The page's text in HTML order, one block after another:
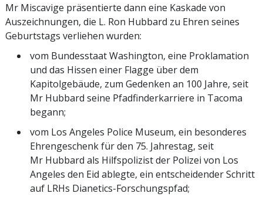
Mr Miscavige präsentierte dann eine Kaskade von
Auszeichnungen, die L. Ron Hubbard zu Ehren seines
Geburtstags verliehen wurden:
vom Bundesstaat Washington, eine Proklamation
und das Hissen einer Flagge über dem
Kapitolgebäude, zum Gedenken an 100 Jahre, seit
Mr Hubbard seine Pfadfinderkarriere in Tacoma
begann;
vom Los Angeles Police Museum, ein besonderes
Ehrengeschenk für den 75. Jahrestag, seit
Mr Hubbard als Hilfspolizist der Polizei von Los
Angeles den Eid ablegte, ein entscheidender Schritt
auf LRHs Dianetics-Forschungspfad;